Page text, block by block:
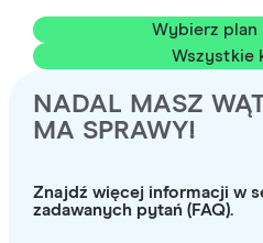
Wybierz plan
Wszystkie
NADAL MASZ
MA SPRAWY!
Znajdź więcej informacji w
zadawanych pytań (FAQ).